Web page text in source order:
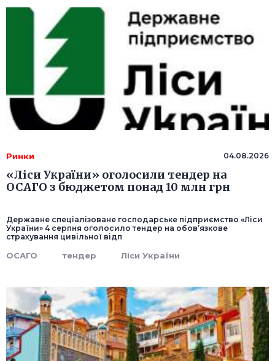
Ринки 04.08.2026
«Ліси України» оголосили тендер на
ОСАГО з бюджетом понад 10 млн грн
Державне спеціалізоване господарське підприємство «Ліси
України» 4 серпня оголосило тендер на обов’язкове
страхування цивільної відп
ОСАГО тендер Ліси України